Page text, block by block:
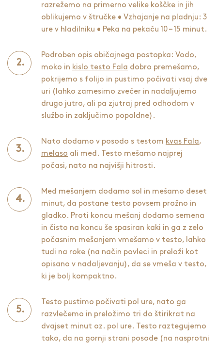
razrežemo na primerno velike koščke in jih
oblikujemo v štručke • Vzhajanje na pladnju: 3
ure v hladilniku • Peka na pekaču 10 – 15 minut.
Podroben opis običajnega postopka: Vodo,
moko in kislo testo Fala dobro premešamo,
pokrijemo s folijo in pustimo počivati vsaj dve
uri (lahko zamesimo zvečer in nadaljujemo
drugo jutro, ali pa zjutraj pred odhodom v
službo in zaključimo popoldne).
Nato dodamo v posodo s testom kvas Fala,
melaso ali med. Testo mešamo najprej
počasi, nato na najvišji hitrosti.
Med mešanjem dodamo sol in mešamo deset
minut, da postane testo povsem prožno in
gladko. Proti koncu mešanj dodamo semena
in čisto na koncu še spasiran kaki in ga z zelo
počasnim mešanjem vmešamo v testo, lahko
tudi na roke (na način povleci in preloži kot
opisano v nadaljevanju), da se vmeša v testo,
ki je bolj kompaktno.
Testo pustimo počivati pol ure, nato ga
razvlečemo in preložimo tri do štirikrat na
dvajset minut oz. pol ure. Testo raztegujemo
tako, da na gornji strani posode (na nasprotni